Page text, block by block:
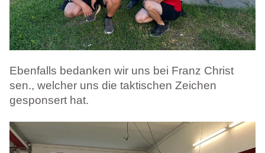
Ebenfalls bedanken wir uns bei Franz Christ
sen., welcher uns die taktischen Zeichen
gesponsert hat.